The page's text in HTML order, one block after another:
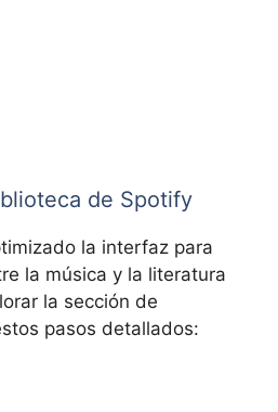
de Spotify
la interfaz para
la música y la literatura
la sección de
pasos detallados: